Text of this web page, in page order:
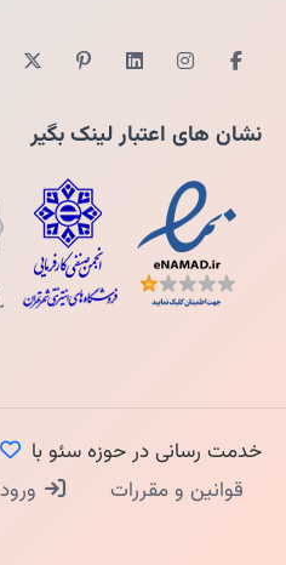
نشان های اعتبار لینک بگیر
خدمت رسانی در حوزه سئو با
قوانین و مقررات
ورود